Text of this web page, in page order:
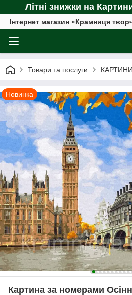
Літні знижки на
Інтернет магазин «Крамниця
Товари та послуги
Новинка
Картина за номерами